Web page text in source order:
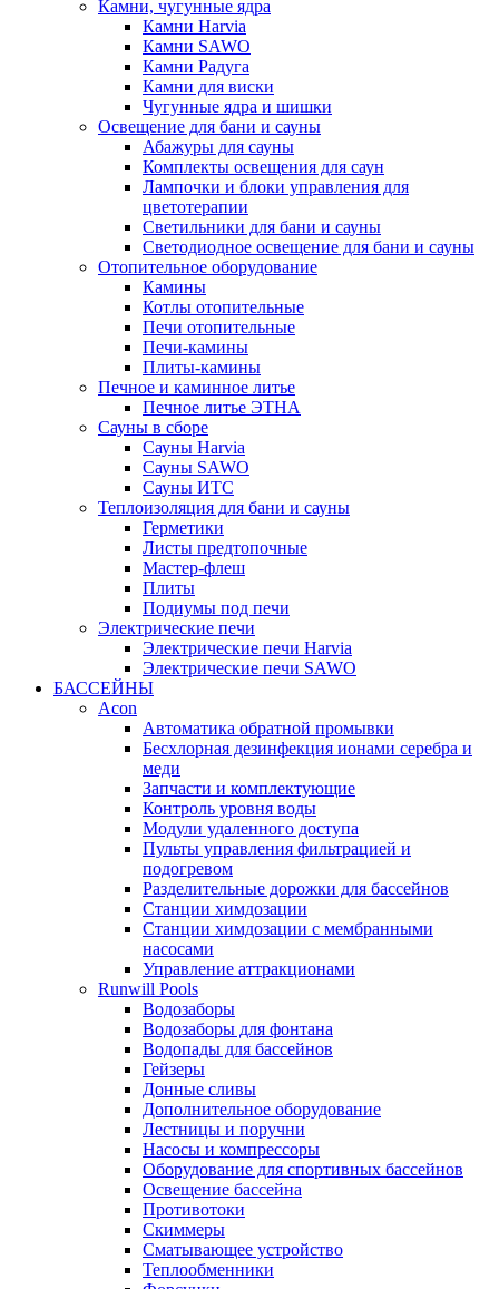
Камни, чугунные ядра
Камни Harvia
Камни SAWO
Камни Радуга
Камни для виски
Чугунные ядра и шишки
Освещение для бани и сауны
Абажуры для сауны
Комплекты освещения для саун
Лампочки и блоки управления для
цветотерапии
Светильники для бани и сауны
Светодиодное освещение для бани и сауны
Отопительное оборудование
Камины
Котлы отопительные
Печи отопительные
Печи-камины
Плиты-камины
Печное и каминное литье
Печное литье ЭТНА
Сауны в сборе
Cауны Harvia
Сауны SAWO
Сауны ИТС
Теплоизоляция для бани и сауны
Герметики
Листы предтопочные
Мастер-флеш
Плиты
Подиумы под печи
Электрические печи
Электрические печи Harvia
Электрические печи SAWO
БАССЕЙНЫ
Acon
Автоматика обратной промывки
Беcхлорная дезинфекция ионами серебра и
меди
Запчасти и комплектующие
Контроль уровня воды
Модули удаленного доступа
Пульты управления фильтрацией и
подогревом
Разделительные дорожки для бассейнов
Станции химдозации
Станции химдозации с мембранными
насосами
Управление аттракционами
Runwill Pools
Водозаборы
Водозаборы для фонтана
Водопады для бассейнов
Гейзеры
Донные сливы
Дополнительное оборудование
Лестницы и поручни
Насосы и компрессоры
Оборудование для спортивных бассейнов
Освещение бассейна
Противотоки
Скиммеры
Сматывающее устройство
Теплообменники